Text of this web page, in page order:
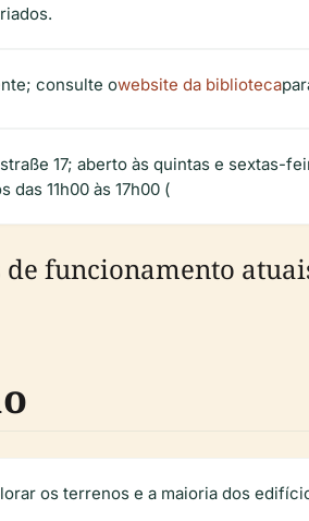
consulte owebsite da biblioteca
17; aberto às quintas e sextas-
das 11h00 às 17h00 (
funcionamento
os terrenos e a maioria dos